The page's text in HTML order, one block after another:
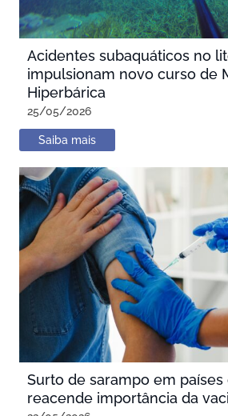
Acidentes subaquáticos no
impulsionam novo curso de
Hiperbárica
25/05/2026
Saiba mais
Surto de sarampo em países
reacende importância da